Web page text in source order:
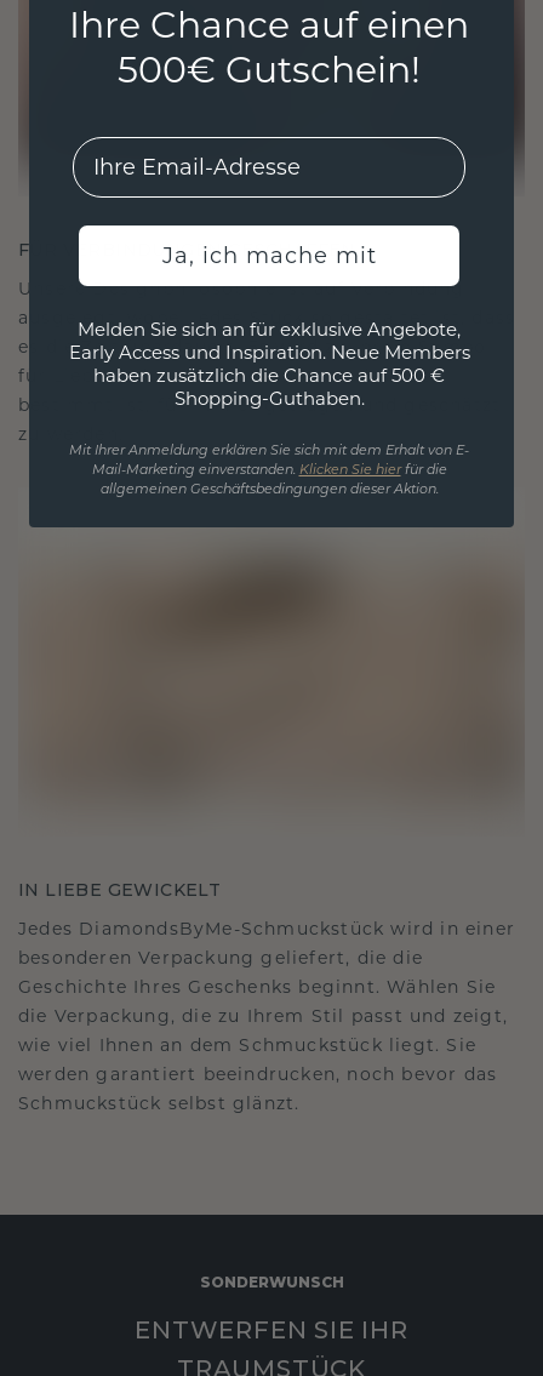
FÜR VERBINDUNGEN GESCHAFFEN
Unsere Designphilosophie ist auf Verbindung
ausgelegt, wobei jedes Stück so gestaltet ist, dass
es die Zeit überdauert. Es wird zu Ihrem Symbol
für Liebe und wertvolle Momente, das dazu
bestimmt ist, für immer getragen und geschätzt
zu werden.
IN LIEBE GEWICKELT
Jedes DiamondsByMe-Schmuckstück wird in einer
besonderen Verpackung geliefert, die die
Geschichte Ihres Geschenks beginnt. Wählen Sie
die Verpackung, die zu Ihrem Stil passt und zeigt,
wie viel Ihnen an dem Schmuckstück liegt. Sie
werden garantiert beeindrucken, noch bevor das
Schmuckstück selbst glänzt.
SONDERWUNSCH
ENTWERFEN SIE IHR
TRAUMSTÜCK
Ihre Chance auf einen
500€ Gutschein!
EMail
Ja, ich mache mit
Melden Sie sich an für exklusive Angebote,
Early Access und Inspiration. Neue Members
haben zusätzlich die Chance auf 500 €
Shopping-Guthaben.
Mit Ihrer Anmeldung erklären Sie sich mit dem Erhalt von E-
Mail-Marketing einverstanden. Klicken Sie hierfür die
allgemeinen Geschäftsbedingungen dieser Aktion.